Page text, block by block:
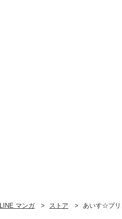
LINE マンガ ストア あいす☆プリ